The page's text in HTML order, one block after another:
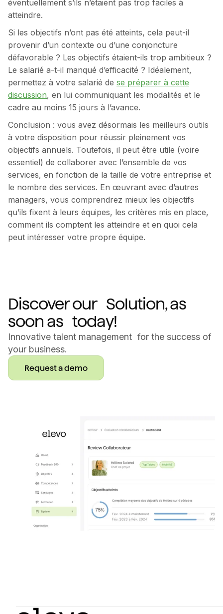
éventuellement s’ils n’étaient pas trop faciles à
atteindre.
Si les objectifs n’ont pas été atteints, cela peut-il
provenir d’un contexte ou d’une conjoncture
défavorable ? Les objectifs étaient-ils trop ambitieux ?
Le salarié a-t-il manqué d’efficacité ? Idéalement,
permettez à votre salarié de se préparer à cette
discussion, en lui communiquant les modalités et le
cadre au moins 15 jours à l’avance.
Conclusion : vous avez désormais les meilleurs outils
à votre disposition pour réussir pleinement vos
objectifs annuels. Toutefois, il peut être utile (voire
essentiel) de collaborer avec l’ensemble de vos
services, en fonction de la taille de votre entreprise et
le nombre des services. En œuvrant avec d’autres
managers, vous comprendrez mieux les objectifs
qu’ils fixent à leurs équipes, les critères mis en place,
comment ils comptent les atteindre et en quoi cela
peut intéresser votre propre équipe.
Discover our Solution, as
soon as today!
Innovative talent management for the success of
your business.
Request a demo